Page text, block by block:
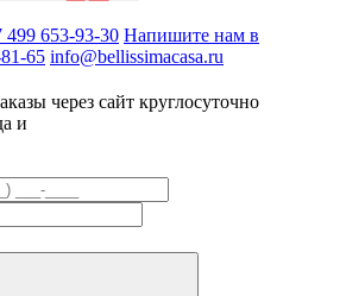
499 653-93-30 Напишите нам в
65 info@bellissimacasa.ru
через сайт круглосуточно
и